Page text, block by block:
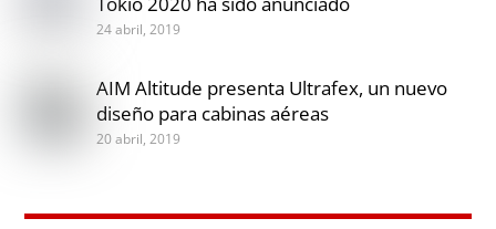
24 abril, 2019
AIM Altitude presenta Ultrafex, un nuevo
diseño para cabinas aéreas
20 abril, 2019